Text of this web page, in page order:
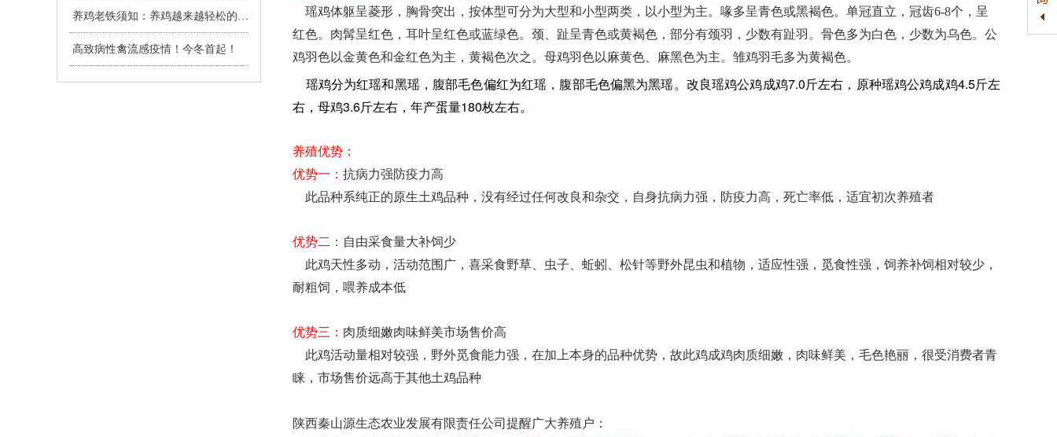
养鸡老铁须知：养鸡越来越轻松的6种心态
高致病性禽流感疫情！今冬首起！
瑶鸡体躯呈菱形，胸骨突出，按体型可分为大型和小型两类，以小型为主。喙多呈青色或黑褐色。单冠直立，冠齿6-8个，呈
红色。肉髯呈红色，耳叶呈红色或蓝绿色。颈、趾呈青色或黄褐色，部分有颈羽，少数有趾羽。骨色多为白色，少数为乌色。公
鸡羽色以金黄色和金红色为主，黄褐色次之。母鸡羽色以麻黄色、麻黑色为主。雏鸡羽毛多为黄褐色。
瑶鸡分为红瑶和黑瑶， 腹部毛色偏红为红瑶， 腹部毛色偏黑为黑瑶。 改良瑶鸡公鸡成鸡7.0斤左右 ， 原种瑶鸡公鸡成鸡4.5斤左
右 ， 母鸡3.6斤左右 ， 年产蛋量180枚左右。
养殖优势：
优势一： 抗病力强防疫力高
此品种系纯正的原生土鸡品种，没有经过任何改良和杂交，自身抗病力强，防疫力高，死亡率低，适宜初次养殖者
优势二： 自由采食量大补饲少
此鸡天性多动，活动范围广，喜采食野草、虫子、蚯蚓、松针等野外昆虫和植物，适应性强，觅食性强，饲养补饲相对较少，
耐粗饲，喂养成本低
优势三： 肉质细嫩肉味鲜美市场售价高
此鸡活动量相对较强，野外觅食能力强，在加上本身的品种优势，故此鸡成鸡肉质细嫩，肉味鲜美，毛色艳丽，很受消费者青
睐，市场售价远高于其他土鸡品种
陕西秦山源生态农业发展有限责任公司 提醒广大养殖户：